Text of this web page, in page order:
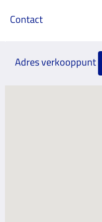
Contact
Adres verkooppunt